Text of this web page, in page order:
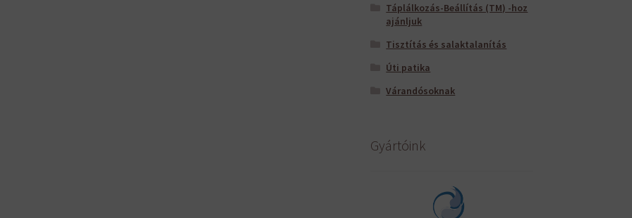
Táplálkozás-Beállítás (TM) -hoz
ajánljuk
Tisztítás és salaktalanítás
Úti patika
Várandósoknak
Gyártóink